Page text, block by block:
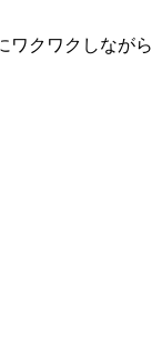
クワクしなが